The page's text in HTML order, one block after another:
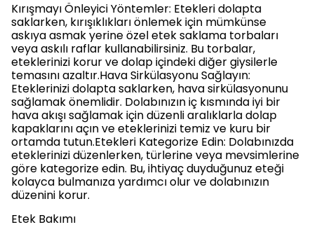
Kırışmayı Önleyici Yöntemler: Etekleri dolapta
saklarken, kırışıklıkları önlemek için mümkünse
askıya asmak yerine özel etek saklama torbaları
veya askılı raflar kullanabilirsiniz. Bu torbalar,
eteklerinizi korur ve dolap içindeki diğer giysilerle
temasını azaltır.Hava Sirkülasyonu Sağlayın:
Eteklerinizi dolapta saklarken, hava sirkülasyonunu
sağlamak önemlidir. Dolabınızın iç kısmında iyi bir
hava akışı sağlamak için düzenli aralıklarla dolap
kapaklarını açın ve eteklerinizi temiz ve kuru bir
ortamda tutun.Etekleri Kategorize Edin: Dolabınızda
eteklerinizi düzenlerken, türlerine veya mevsimlerine
göre kategorize edin. Bu, ihtiyaç duyduğunuz eteği
kolayca bulmanıza yardımcı olur ve dolabınızın
düzenini korur.
Etek Bakımı